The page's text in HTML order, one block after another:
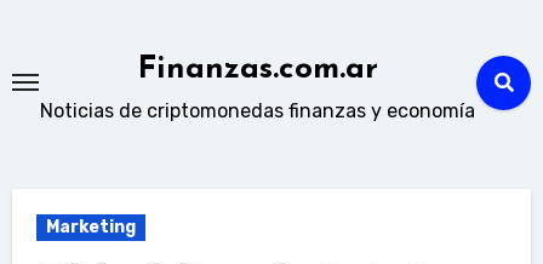
content
Finanzas.com.ar
Noticias de criptomonedas finanzas y economía
Marketing